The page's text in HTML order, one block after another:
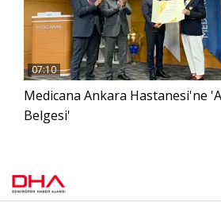
07:10
Medicana Ankara Hastanesi'ne
Belgesi'